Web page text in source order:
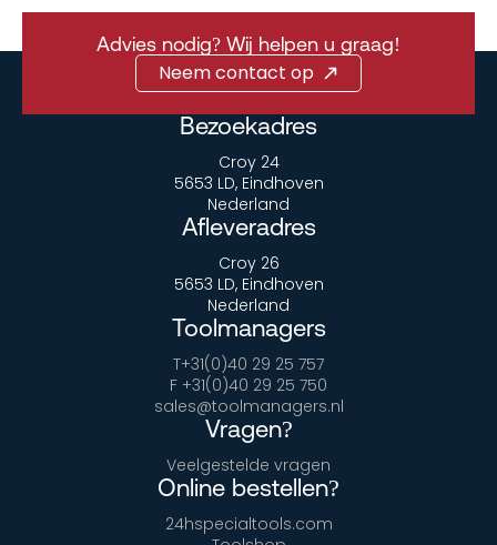
Advies nodig? Wij helpen u graag!
Neem contact op
Bezoekadres
Croy 24
5653 LD, Eindhoven
Nederland
Afleveradres
Croy 26
5653 LD, Eindhoven
Nederland
Toolmanagers
T+31(0)40 29 25 757
F +31(0)40 29 25 750
sales@toolmanagers.nl
Vragen?
Veelgestelde vragen
Online bestellen?
24hspecialtools.com